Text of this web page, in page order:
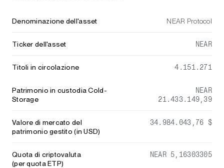
Denominazione dell'asset NEAR Protocol
Ticker dell'asset NEAR
Titoli in circolazione 4.151.271
Patrimonio in custodia Cold-
Storage
NEAR
21.433.149,39
Valore di mercato del
patrimonio gestito (in USD)
34.984.043,76 $
Quota di criptovaluta
(per quota ETP)
NEAR 5,16303305